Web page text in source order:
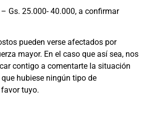
Gs. 25.000- 40.000, a confirmar
pueden verse afectados por
mayor. En el caso que así sea, nos
contigo a comentarte la situación
hubiese ningún tipo de
tuyo.